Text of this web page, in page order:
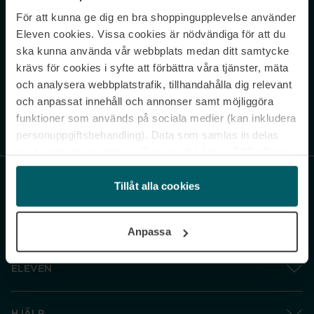
För att kunna ge dig en bra shoppingupplevelse använder
Eleven cookies. Vissa cookies är nödvändiga för att du
ska kunna använda vår webbplats medan ditt samtycke
krävs för cookies i syfte att förbättra våra tjänster, mäta
och analysera webbplatstrafik, tillhandahålla dig relevant
och anpassat innehåll och annonser samt möjliggöra
funktioner som används på sociala medier (kan inkludera
personuppgiftsbehandling). Data som samlas in delas
och gå vidare” accepterar du samtliga cookies medan du
under ”Inställningar” kan anpassa användningen av
cookies. Du kan återkalla ditt samtycke när som helst.
Tillåt alla cookies
Anpassa
Never miss a beat.
Sign up to our newsletter.
Genom att prenumerera accepterar du vår Integritetspolicy. Avprenumerera
ELEVEN